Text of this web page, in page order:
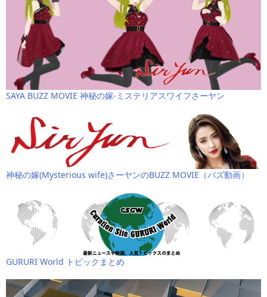
SAYA BUZZ MOVIE 神秘の嫁-ミステリアスワイフさーヤン
神秘の嫁(Mysterious wife)さーヤンのBUZZ MOVIE（バズ動画）
GURURI World トピックまとめ